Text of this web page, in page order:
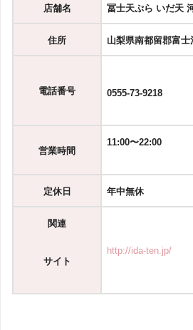
店舗名 冨士天ぷら いだ天
住所 山梨県南都留郡富
電話番号 0555-73-9218
営業時間
11:00〜22:00
定休日 年中無休
関連
サイト
http://ida-ten.jp/